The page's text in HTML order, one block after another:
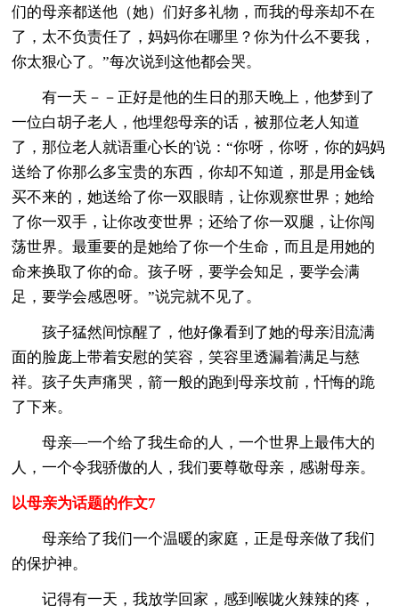
们的母亲都送他（她）们好多礼物，而我的母亲却不在
了，太不负责任了，妈妈你在哪里？你为什么不要我，
你太狠心了。”每次说到这他都会哭。
有一天－－正好是他的生日的那天晚上，他梦到了
一位白胡子老人，他埋怨母亲的话，被那位老人知道
了，那位老人就语重心长的'说：“你呀，你呀，你的妈妈
送给了你那么多宝贵的东西，你却不知道，那是用金钱
买不来的，她送给了你一双眼睛，让你观察世界；她给
了你一双手，让你改变世界；还给了你一双腿，让你闯
荡世界。最重要的是她给了你一个生命，而且是用她的
命来换取了你的命。孩子呀，要学会知足，要学会满
足，要学会感恩呀。”说完就不见了。
孩子猛然间惊醒了，他好像看到了她的母亲泪流满
面的脸庞上带着安慰的笑容，笑容里透漏着满足与慈
祥。孩子失声痛哭，箭一般的跑到母亲坟前，忏悔的跪
了下来。
母亲—一个给了我生命的人，一个世界上最伟大的
人，一个令我骄傲的人，我们要尊敬母亲，感谢母亲。
以母亲为话题的作文7
母亲给了我们一个温暖的家庭，正是母亲做了我们
的保护神。
记得有一天，我放学回家，感到喉咙火辣辣的疼，